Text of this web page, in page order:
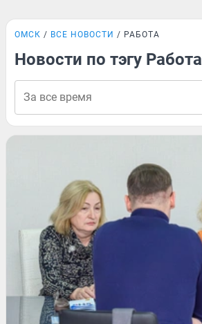
ОМСК ВСЕ НОВОСТИ РАБОТА
Новости по тэгу Работа